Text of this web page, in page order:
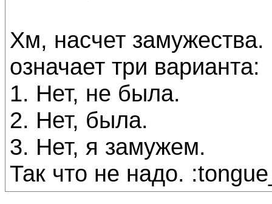
Хм, насчет
означает три варианта:
1. Нет, не была.
2. Нет, была.
3. Нет, я замужем.
Так что не надо.